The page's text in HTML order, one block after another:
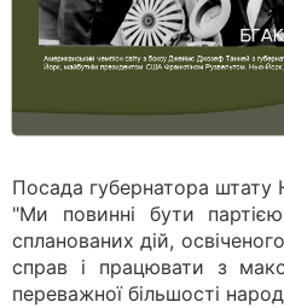
Посада губернатора
"Ми повинні бути
спланованих дій,
справ і працювати з
переважної більшості